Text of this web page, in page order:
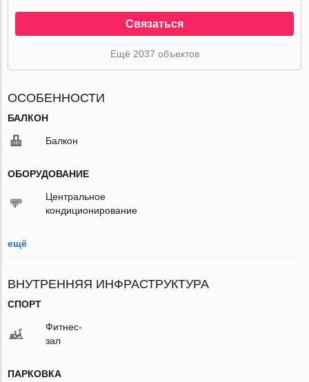
Связаться
Ещё 2037 объектов
ОСОБЕННОСТИ
БАЛКОН
Балкон
ОБОРУДОВАНИЕ
Центральное
кондиционирование
ещё
ВНУТРЕННЯЯ ИНФРАСТРУКТУРА
СПОРТ
Фитнес-
зал
ПАРКОВКА